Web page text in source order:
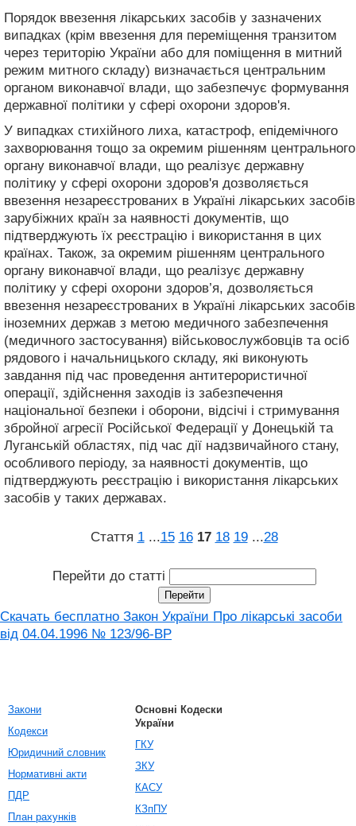
Порядок ввезення лікарських засобів у зазначених
випадках (крім ввезення для переміщення транзитом
через територію України або для поміщення в митний
режим митного складу) визначається центральним
органом виконавчої влади, що забезпечує формування
державної політики у сфері охорони здоров'я.
У випадках стихійного лиха, катастроф, епідемічного
захворювання тощо за окремим рішенням центрального
органу виконавчої влади, що реалізує державну
політику у сфері охорони здоров'я дозволяється
ввезення незареєстрованих в Україні лікарських засобів
зарубіжних країн за наявності документів, що
підтверджують їх реєстрацію і використання в цих
країнах. Також, за окремим рішенням центрального
органу виконавчої влади, що реалізує державну
політику у сфері охорони здоров’я, дозволяється
ввезення незареєстрованих в Україні лікарських засобів
іноземних держав з метою медичного забезпечення
(медичного застосування) військовослужбовців та осіб
рядового і начальницького складу, які виконують
завдання під час проведення антитерористичної
операції, здійснення заходів із забезпечення
національної безпеки і оборони, відсічі і стримування
збройної агресії Російської Федерації у Донецькій та
Луганській областях, під час дії надзвичайного стану,
особливого періоду, за наявності документів, що
підтверджують реєстрацію і використання лікарських
засобів у таких державах.
Стаття 1 ...15 16 17 18 19 ...28
Перейти до статті
Скачать бесплатно Закон України Про лікарські засоби
від 04.04.1996 № 123/96-ВР
Закони
Кодекси
Юридичний словник
Нормативні акти
ПДР
План рахунків
Основні Кодески
України
ГКУ
ЗКУ
КАСУ
КЗпПУ